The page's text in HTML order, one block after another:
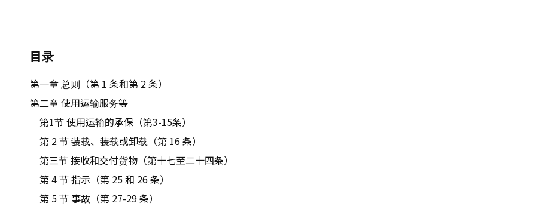
目录
第一章 总则（第 1 条和第 2 条）
第二章 使用运输服务等
第1节 使用运输的承保（第3-15条）
第 2 节 装载、装载或卸载（第 16 条）
第三节 接收和交付货物（第十七至二十四条）
第 4 节 指示（第 25 和 26 条）
第 5 节 事故（第 27-29 条）